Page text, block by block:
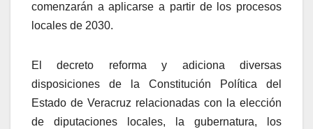
comenzarán a aplicarse a partir de los procesos
locales de 2030.
El decreto reforma y adiciona diversas
disposiciones de la Constitución Política del
Estado de Veracruz relacionadas con la elección
de diputaciones locales, la gubernatura, los